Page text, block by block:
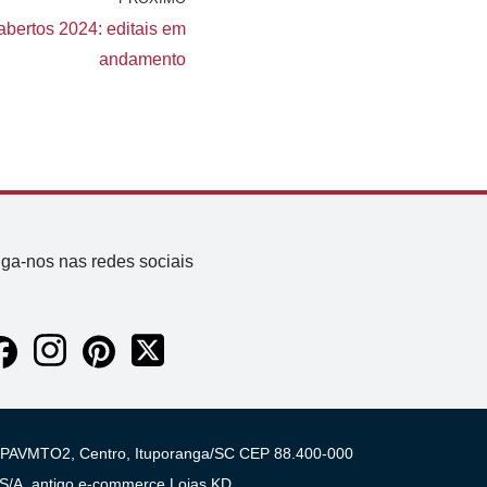
2024: editais em
andamento
nos nas redes sociais
Centro, Ituporanga/SC CEP 88.400-000